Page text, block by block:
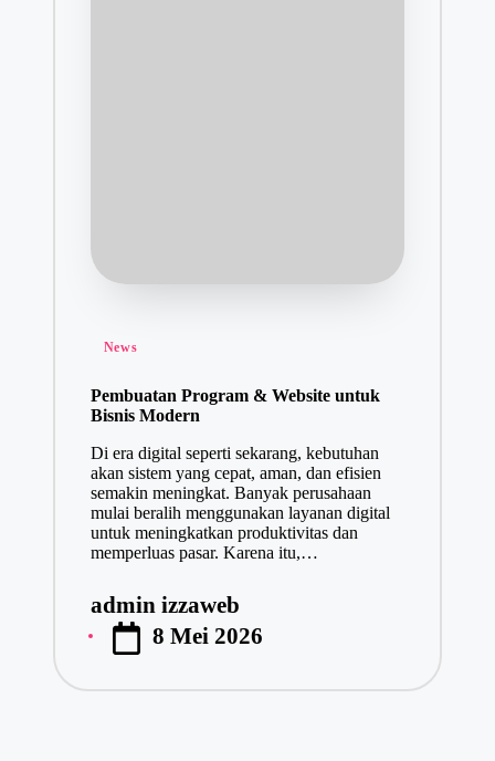
Posted
News
Pembuatan Program & Website untuk
Bisnis Modern
Di era digital seperti sekarang, kebutuhan
akan sistem yang cepat, aman, dan efisien
semakin meningkat. Banyak perusahaan
mulai beralih menggunakan layanan digital
untuk meningkatkan produktivitas dan
memperluas pasar. Karena itu,…
Posted
by
admin izzaweb
8 Mei 2026